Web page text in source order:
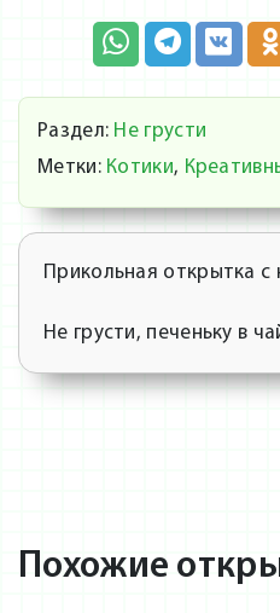
Раздел: Не грусти
Метки: Котики,
Прикольная открытка с
Не грусти, печеньку в
Похожие